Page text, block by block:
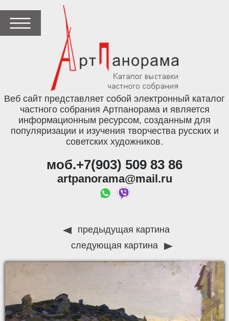
Веб сайт представляет собой электронный каталог
частного собрания Артпанорама и является
информационным ресурсом, созданным для
популяризации и изучения творчества русских и
советских художников.
моб.+7(903) 509 83 86
artpanorama@mail.ru
предыдущая картина
следующая картина